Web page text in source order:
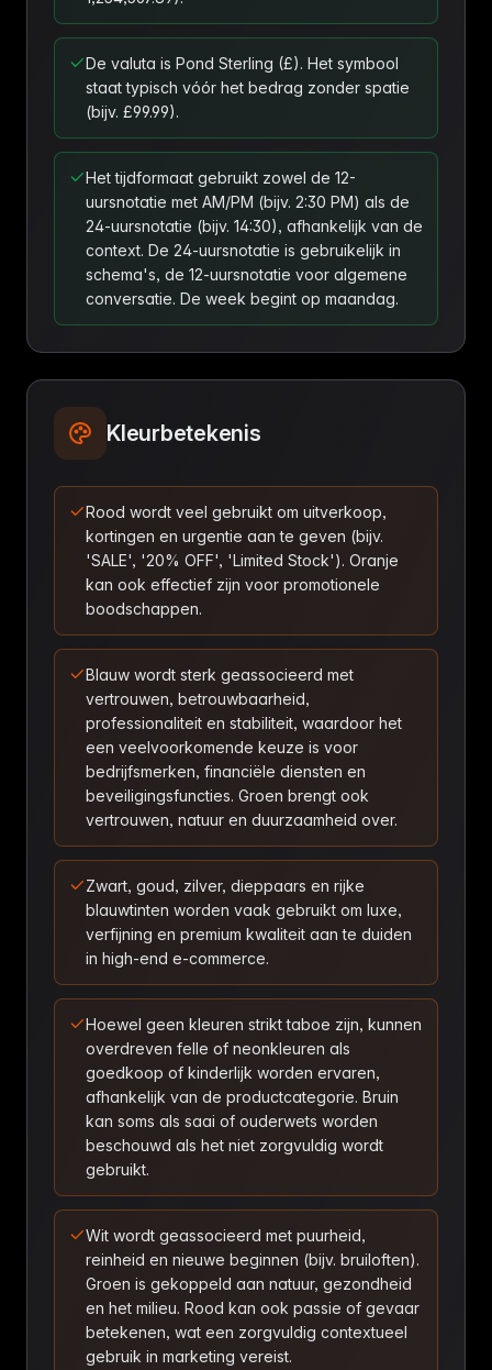
De valuta is Pond Sterling (£). Het symbool
staat typisch vóór het bedrag zonder spatie
(bijv. £99.99).
Het tijdformaat gebruikt zowel de 12-
uursnotatie met AM/PM (bijv. 2:30 PM) als de
24-uursnotatie (bijv. 14:30), afhankelijk van de
context. De 24-uursnotatie is gebruikelijk in
schema's, de 12-uursnotatie voor algemene
conversatie. De week begint op maandag.
Kleurbetekenis
Rood wordt veel gebruikt om uitverkoop,
kortingen en urgentie aan te geven (bijv.
'SALE', '20% OFF', 'Limited Stock'). Oranje
kan ook effectief zijn voor promotionele
boodschappen.
Blauw wordt sterk geassocieerd met
vertrouwen, betrouwbaarheid,
professionaliteit en stabiliteit, waardoor het
een veelvoorkomende keuze is voor
bedrijfsmerken, financiële diensten en
beveiligingsfuncties. Groen brengt ook
vertrouwen, natuur en duurzaamheid over.
Zwart, goud, zilver, dieppaars en rijke
blauwtinten worden vaak gebruikt om luxe,
verfijning en premium kwaliteit aan te duiden
in high-end e-commerce.
Hoewel geen kleuren strikt taboe zijn, kunnen
overdreven felle of neonkleuren als
goedkoop of kinderlijk worden ervaren,
afhankelijk van de productcategorie. Bruin
kan soms als saai of ouderwets worden
beschouwd als het niet zorgvuldig wordt
gebruikt.
Wit wordt geassocieerd met puurheid,
reinheid en nieuwe beginnen (bijv. bruiloften).
Groen is gekoppeld aan natuur, gezondheid
en het milieu. Rood kan ook passie of gevaar
betekenen, wat een zorgvuldig contextueel
gebruik in marketing vereist.